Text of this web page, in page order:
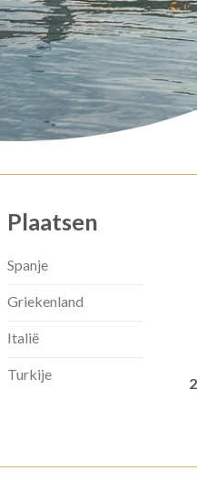
Plaatsen
Spanje
Griekenland
Italië
Turkije